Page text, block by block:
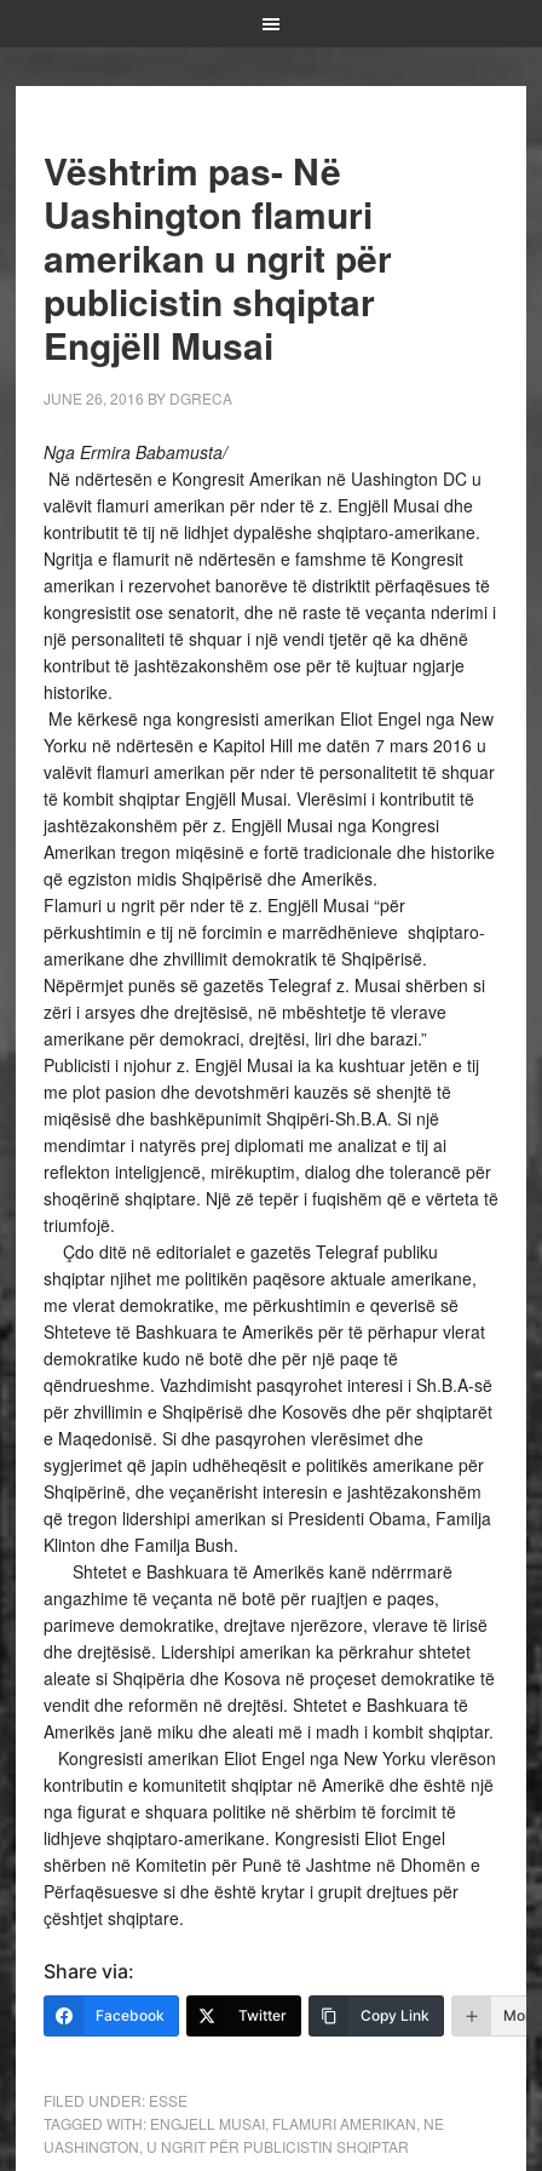
Vështrim pas- Në
Uashington flamuri
amerikan u ngrit për
publicistin shqiptar
Engjëll Musai
JUNE 26, 2016 BY DGRECA
Nga Ermira Babamusta/
Në ndërtesën e Kongresit Amerikan në Uashington DC u
valëvit flamuri amerikan për nder të z. Engjëll Musai dhe
kontributit të tij në lidhjet dypalëshe shqiptaro-amerikane.
Ngritja e flamurit në ndërtesën e famshme të Kongresit
amerikan i rezervohet banorëve të distriktit përfaqësues të
kongresistit ose senatorit, dhe në raste të veçanta nderimi i
një personaliteti të shquar i një vendi tjetër që ka dhënë
kontribut të jashtëzakonshëm ose për të kujtuar ngjarje
historike.
Me kërkesë nga kongresisti amerikan Eliot Engel nga New
Yorku në ndërtesën e Kapitol Hill me datën 7 mars 2016 u
valëvit flamuri amerikan për nder të personalitetit të shquar
të kombit shqiptar Engjëll Musai. Vlerësimi i kontributit të
jashtëzakonshëm për z. Engjëll Musai nga Kongresi
Amerikan tregon miqësinë e fortë tradicionale dhe historike
që egziston midis Shqipërisë dhe Amerikës.
Flamuri u ngrit për nder të z. Engjëll Musai “për
përkushtimin e tij në forcimin e marrëdhënieve shqiptaro-
amerikane dhe zhvillimit demokratik të Shqipërisë.
Nëpërmjet punës së gazetës Telegraf z. Musai shërben si
zëri i arsyes dhe drejtësisë, në mbështetje të vlerave
amerikane për demokraci, drejtësi, liri dhe barazi.”
Publicisti i njohur z. Engjël Musai ia ka kushtuar jetën e tij
me plot pasion dhe devotshmëri kauzës së shenjtë të
miqësisë dhe bashkëpunimit Shqipëri-Sh.B.A. Si një
mendimtar i natyrës prej diplomati me analizat e tij ai
reflekton inteligjencë, mirëkuptim, dialog dhe tolerancë për
shoqërinë shqiptare. Një zë tepër i fuqishëm që e vërteta të
triumfojë.
Çdo ditë në editorialet e gazetës Telegraf publiku
shqiptar njihet me politikën paqësore aktuale amerikane,
me vlerat demokratike, me përkushtimin e qeverisë së
Shteteve të Bashkuara te Amerikës për të përhapur vlerat
demokratike kudo në botë dhe për një paqe të
qëndrueshme. Vazhdimisht pasqyrohet interesi i Sh.B.A-së
për zhvillimin e Shqipërisë dhe Kosovës dhe për shqiptarët
e Maqedonisë. Si dhe pasqyrohen vlerësimet dhe
sygjerimet që japin udhëheqësit e politikës amerikane për
Shqipërinë, dhe veçanërisht interesin e jashtëzakonshëm
që tregon lidershipi amerikan si Presidenti Obama, Familja
Klinton dhe Familja Bush.
Shtetet e Bashkuara të Amerikës kanë ndërrmarë
angazhime të veçanta në botë për ruajtjen e paqes,
parimeve demokratike, drejtave njerëzore, vlerave të lirisë
dhe drejtësisë. Lidershipi amerikan ka përkrahur shtetet
aleate si Shqipëria dhe Kosova në proçeset demokratike të
vendit dhe reformën në drejtësi. Shtetet e Bashkuara të
Amerikës janë miku dhe aleati më i madh i kombit shqiptar.
Kongresisti amerikan Eliot Engel nga New Yorku vlerëson
kontributin e komunitetit shqiptar në Amerikë dhe është një
nga figurat e shquara politike në shërbim të forcimit të
lidhjeve shqiptaro-amerikane. Kongresisti Eliot Engel
shërben në Komitetin për Punë të Jashtme në Dhomën e
Përfaqësuesve si dhe është krytar i grupit drejtues për
çështjet shqiptare.
Share via:
Facebook Twitter Copy Link More
FILED UNDER: ESSE
TAGGED WITH: ENGJELL MUSAI, FLAMURI AMERIKAN NE
UASHINGTON U NGRIT PËR PUBLICISTIN SHQIPTAR